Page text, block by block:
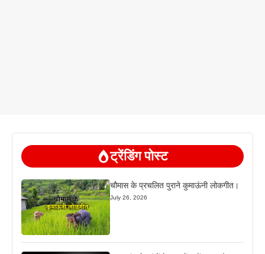
ट्रेंडिंग पोस्ट
चौमास के प्रचलित पुराने कुमाऊंनी लोकगीत।
July 26, 2026